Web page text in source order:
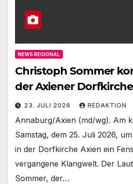
NEWS REGIONAL
Christoph Sommer
der Axiener Dorfkirche
23. JULI 2026 REDAKTION
Annaburg/Axien (md/wg). Am
Samstag, dem 25. Juli 2026,
in der Dorfkirche Axien ein
vergangene Klangwelt. Der
Sommer, der…